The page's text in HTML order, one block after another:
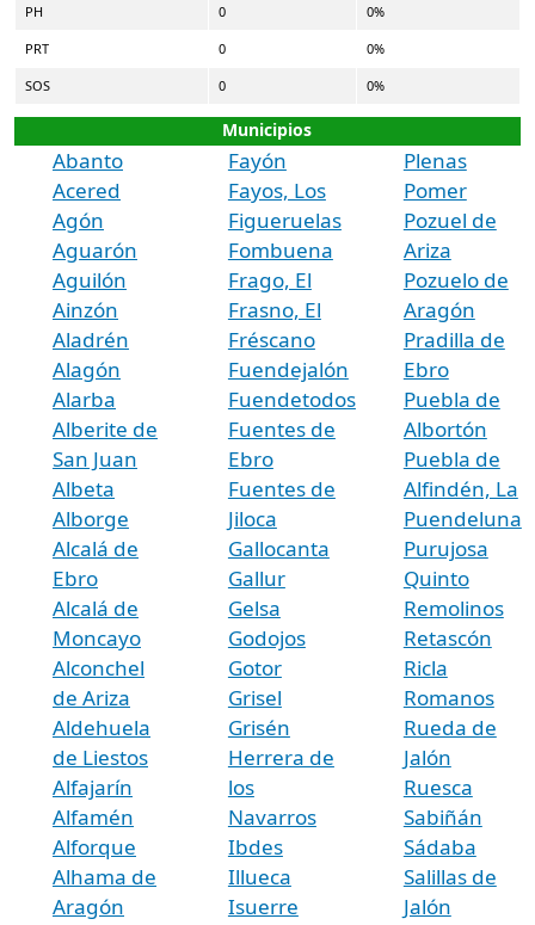
PH 0 0%
PRT 0 0%
SOS 0 0%
Municipios
Abanto
Acered
Agón
Aguarón
Aguilón
Ainzón
Aladrén
Alagón
Alarba
Alberite de
San Juan
Albeta
Alborge
Alcalá de
Ebro
Alcalá de
Moncayo
Alconchel
de Ariza
Aldehuela
de Liestos
Alfajarín
Alfamén
Alforque
Alhama de
Aragón
Fayón
Fayos, Los
Figueruelas
Fombuena
Frago, El
Frasno, El
Fréscano
Fuendejalón
Fuendetodos
Fuentes de
Ebro
Fuentes de
Jiloca
Gallocanta
Gallur
Gelsa
Godojos
Gotor
Grisel
Grisén
Herrera de
los
Navarros
Ibdes
Illueca
Isuerre
Plenas
Pomer
Pozuel de
Ariza
Pozuelo de
Aragón
Pradilla de
Ebro
Puebla de
Albortón
Puebla de
Alfindén, La
Puendeluna
Purujosa
Quinto
Remolinos
Retascón
Ricla
Romanos
Rueda de
Jalón
Ruesca
Sabiñán
Sádaba
Salillas de
Jalón